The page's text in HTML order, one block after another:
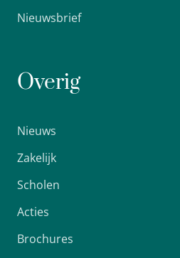
Nieuwsbrief
Overig
Nieuws
Zakelijk
Scholen
Acties
Brochures